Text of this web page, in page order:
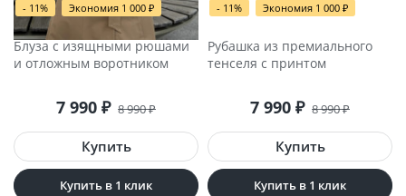
- 11% Экономия 1 000 ₽
Блуза с изящными рюшами
и отложным воротником
7 990 ₽ 8 990₽
Купить в 1 клик
- 11% Экономия 1 000 ₽
Рубашка из премиального
тенселя с принтом
7 990 ₽ 8 990₽
Купить в 1 клик